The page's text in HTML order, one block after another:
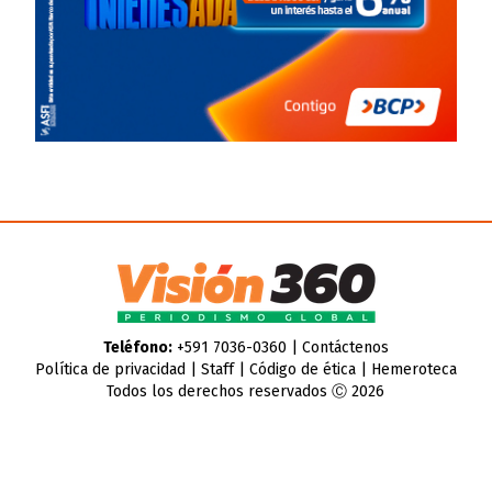
Teléfono:+591 7036-0360 | Contáctenos
Política de privacidad
Staff| Código de ética| Hemeroteca
Todos los derechos reservados Ⓒ 2026